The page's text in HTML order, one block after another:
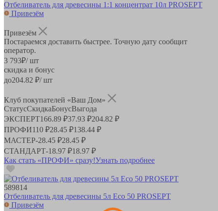
Отбеливатель для древесины 1:1 концентрат 10л PROSEPT
Привезём
Привезём
Постараемся доставить быстрее. Точную дату сообщит
оператор.
3 793₽/ шт
скидка и бонус
до204.82 ₽/ шт
Клуб покупателей «Ваш Дом»
СтатусСкидкаБонусВыгода
ЭКСПЕРТ166.89 ₽37.93 ₽204.82 ₽
ПРОФИ110 ₽28.45 ₽138.44 ₽
МАСТЕР-28.45 ₽28.45 ₽
СТАНДАРТ-18.97 ₽18.97 ₽
Как стать «ПРОФИ» сразу!Узнать подробнее
589814
Отбеливатель для древесины 5л Eco 50 PROSEPT
Привезём